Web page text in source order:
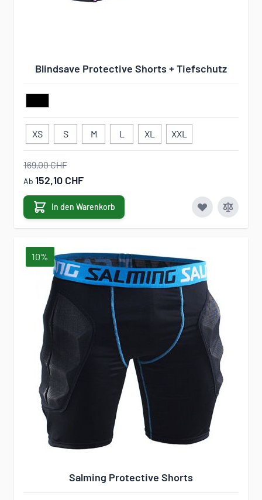
Blindsave Protective Shorts + Tiefschutz
XS S M L XL XXL
169,00 CHF
Ab 152,10 CHF
In den Warenkorb
10%
Salming Protective Shorts